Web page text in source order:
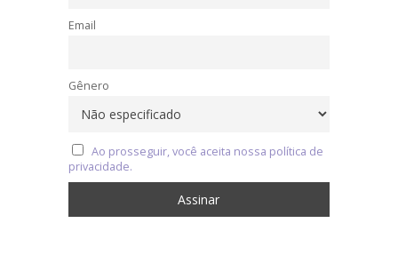
Email
Gênero
Ao prosseguir, você aceita nossa política de
privacidade.